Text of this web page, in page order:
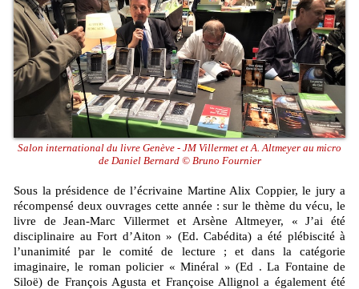
Salon international du livre Genève - JM Villermet et A. Altmeyer au micro
de Daniel Bernard © Bruno Fournier
Sous la présidence de l’écrivaine Martine Alix Coppier, le jury a
récompensé deux ouvrages cette année : sur le thème du vécu, le
livre de Jean-Marc Villermet et Arsène Altmeyer, « J’ai été
disciplinaire au Fort d’Aiton » (Ed. Cabédita) a été plébiscité à
l’unanimité par le comité de lecture ; et dans la catégorie
imaginaire, le roman policier « Minéral » (Ed . La Fontaine de
Siloë) de François Agusta et Françoise Allignol a également été